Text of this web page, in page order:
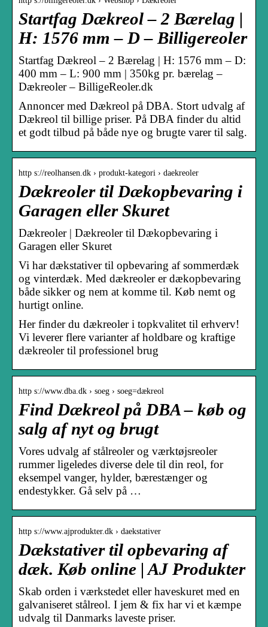
Startfag Dækreol – 2 Bærelag |
H: 1576 mm – D – Billigereoler
Startfag Dækreol – 2 Bærelag | H: 1576 mm – D:
400 mm – L: 900 mm | 350kg pr. bærelag –
Dækreoler – BilligeReoler.dk
Annoncer med Dækreol på DBA. Stort udvalg af
Dækreol til billige priser. På DBA finder du altid
et godt tilbud på både nye og brugte varer til salg.
http s://reolhansen.dk › produkt-kategori › daekreoler
Dækreoler til Dækopbevaring i
Garagen eller Skuret
Dækreoler | Dækreoler til Dækopbevaring i
Garagen eller Skuret
Vi har dækstativer til opbevaring af sommerdæk
og vinterdæk. Med dækreoler er dækopbevaring
både sikker og nem at komme til. Køb nemt og
hurtigt online.
Her finder du dækreoler i topkvalitet til erhverv!
Vi leverer flere varianter af holdbare og kraftige
dækreoler til professionel brug
http s://www.dba.dk › soeg › soeg=dækreol
Find Dækreol på DBA – køb og
salg af nyt og brugt
Vores udvalg af stålreoler og værktøjsreoler
rummer ligeledes diverse dele til din reol, for
eksempel vanger, hylder, bærestænger og
endestykker. Gå selv på …
http s://www.ajprodukter.dk › daekstativer
Dækstativer til opbevaring af
dæk. Køb online | AJ Produkter
Skab orden i værkstedet eller haveskuret med en
galvaniseret stålreol. I jem & fix har vi et kæmpe
udvalg til Danmarks laveste priser.